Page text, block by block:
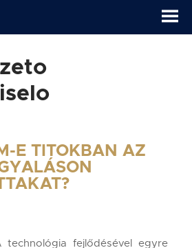
E TITOKBAN AZ
technológia fejlődésével egyre